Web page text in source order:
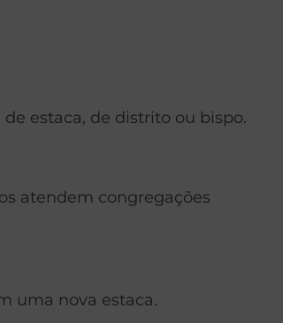
estaca, de distrito ou bispo.
atendem congregações
uma nova estaca.